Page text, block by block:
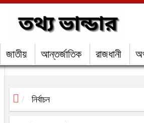
জাতীয় আন্তর্জাতিক রাজধানী
নির্বাচন